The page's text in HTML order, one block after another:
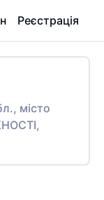
Реєстрація
місто